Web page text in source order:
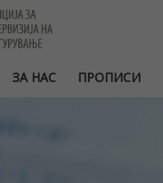
ЗА НАС ПРОПИСИ